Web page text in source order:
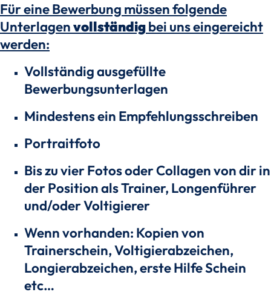
Für eine Bewerbung müssen folgende
Unterlagenvollständigbei uns eingereicht
werden:
Vollständig ausgefüllte
Bewerbungsunterlagen
Mindestens ein Empfehlungsschreiben
Portraitfoto
Bis zu vier Fotos oder Collagen von dir in
der Position als Trainer, Longenführer
und/oder Voltigierer
Wenn vorhanden: Kopien von
Trainerschein, Voltigierabzeichen,
Longierabzeichen, erste Hilfe Schein
etc…